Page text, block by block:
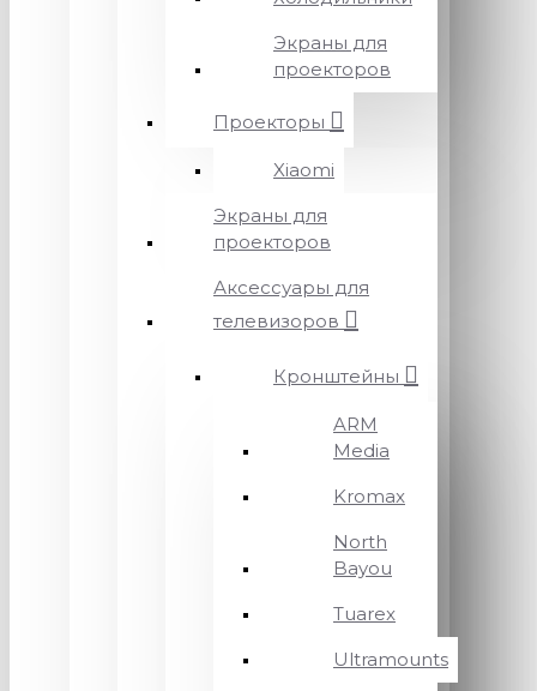
Экраны для
проекторов
Проекторы
Xiaomi
Экраны для
проекторов
Аксессуары для
телевизоров
Кронштейны
ARM
Media
Kromax
North
Bayou
Tuarex
Ultramounts